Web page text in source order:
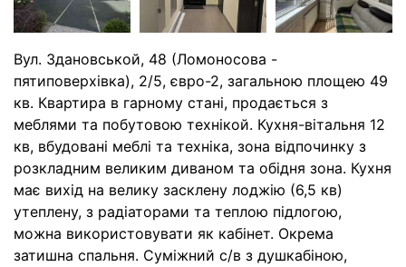
Вул. Здановськой, 48 (Ломоносова -
пятиповерхівка), 2/5, євро-2, загальною площею 49
кв. Квартира в гарному стані, продається з
меблями та побутовою технікой. Кухня-вітальня 12
кв, вбудовані меблі та техніка, зона відпочинку з
розкладним великим диваном та обідня зона. Кухня
має вихід на велику засклену лоджію (6,5 кв)
утеплену, з радіаторами та теплою підлогою,
можна використовувати як кабінет. Окрема
затишна спальня. Суміжний с/в з душкабіною,